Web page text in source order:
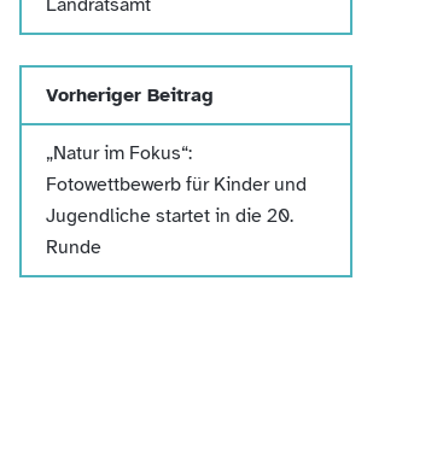
Landratsamt
Vorheriger Beitrag
„Natur im Fokus“:
Fotowettbewerb für Kinder und
Jugendliche startet in die 20.
Runde